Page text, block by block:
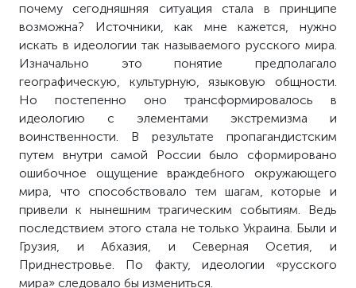
почему сегодняшняя ситуация стала в принципе
возможна? Источники, как мне кажется, нужно
искать в идеологии так называемого русского мира.
Изначально это понятие предполагало
географическую, культурную, языковую общности.
Но постепенно оно трансформировалось в
идеологию с элементами экстремизма и
воинственности. В результате пропагандистским
путем внутри самой России было сформировано
ошибочное ощущение враждебного окружающего
мира, что способствовало тем шагам, которые и
привели к нынешним трагическим событиям. Ведь
последствием этого стала не только Украина. Были и
Грузия, и Абхазия, и Северная Осетия, и
Приднестровье. По факту, идеологии «русского
мира» следовало бы измениться.